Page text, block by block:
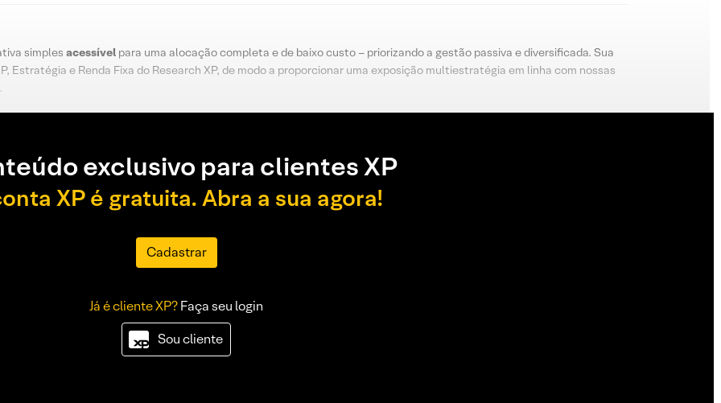
simples acessível para uma alocação completa e de baixo custo – priorizando a gestão passiva e diversificada. Sua
Estratégia e Renda Fixa do Research XP, de modo a proporcionar uma exposição multiestratégia em linha com nossas
exclusivo para clientes XP
XP é gratuita. Abra a sua agora!
Cadastrar
Já é cliente XP?Faça seu login
Sou cliente